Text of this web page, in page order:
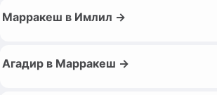
Марракеш в Имлил →
Агадир в Марракеш →